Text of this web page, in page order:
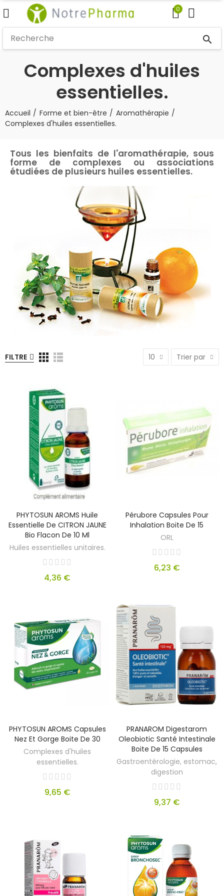
0
search
Complexes d'huiles
essentielles.
Accueil Forme et bien-être
Aromathérapie
Complexes d'huiles essentielles.
Tous les bienfaits de l'aromathérapie, sous
forme de complexes ou associations
étudiées de plusieurs huiles essentielles.
FILTRE 10 Trier par
PHYTOSUN AROMS Huile
Essentielle De CITRON JAUNE
Bio Flacon De 10 Ml
Huiles essentielles unitaires.
4,36 €
Pérubore Capsules Pour
Inhalation Boite De 15
ORL
6,23 €
PHYTOSUN AROMS Capsules
Nez Et Gorge Boite De 30
Complexes d'huiles
essentielles.
9,65 €
PRANAROM Digestarom
Oleobiotic Santé Intestinale
Boite De 15 Capsules
Gastroentérologie, estomac,
digestion
9,37 €